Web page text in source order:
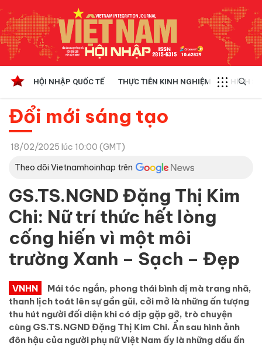
HỘI NHẬP QUỐC TẾ THỰC TIỄN KINH NGHIỆM CHÍNH
Đổi mới sáng tạo
18/02/2025 lúc 10:00 (GMT)
Theo dõi Vietnamhoinhap trên
GS.TS.NGND Đặng Thị Kim
Chi: Nữ trí thức hết lòng
cống hiến vì một môi
trường Xanh – Sạch – Đẹp
VNHN
Mái tóc ngắn, phong thái bình dị mà trang nhã,
thanh lịch toát lên sự gần gũi, cởi mở là những ấn tượng
thu hút người đối diện khi có dịp gặp gỡ, trò chuyện
cùng GS.TS.NGND Đặng Thị Kim Chi. Ẩn sau hình ảnh
đôn hậu của người phụ nữ Việt Nam ấy là những dấu ấn